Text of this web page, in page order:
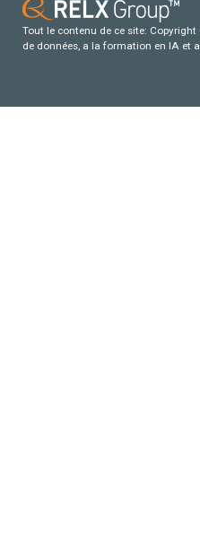
Tout le contenu de ce site:
de données, a la formation en IA et